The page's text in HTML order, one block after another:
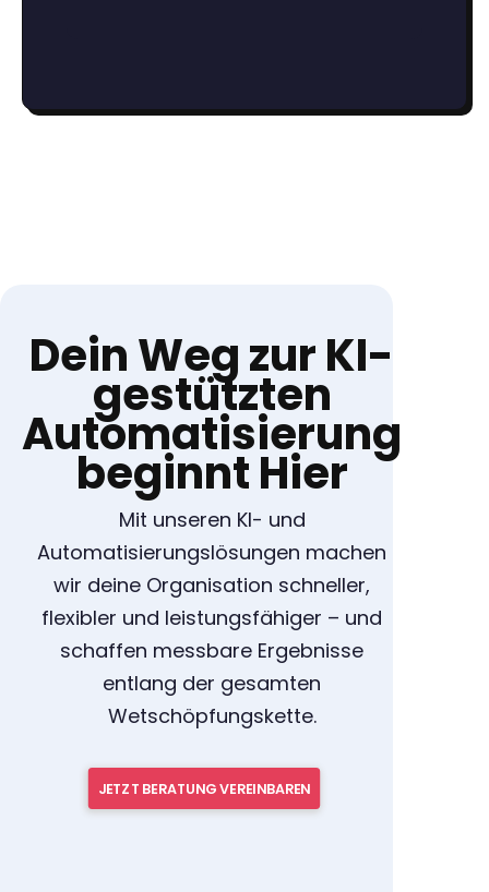
Dein Weg zur KI-
gestützten
Automatisierung
beginnt Hier
Mit unseren KI- und
Automatisierungslösungen machen
wir deine Organisation schneller,
flexibler und leistungsfähiger – und
schaffen messbare Ergebnisse
entlang der gesamten
Wetschöpfungskette.
JETZT BERATUNG VEREINBAREN